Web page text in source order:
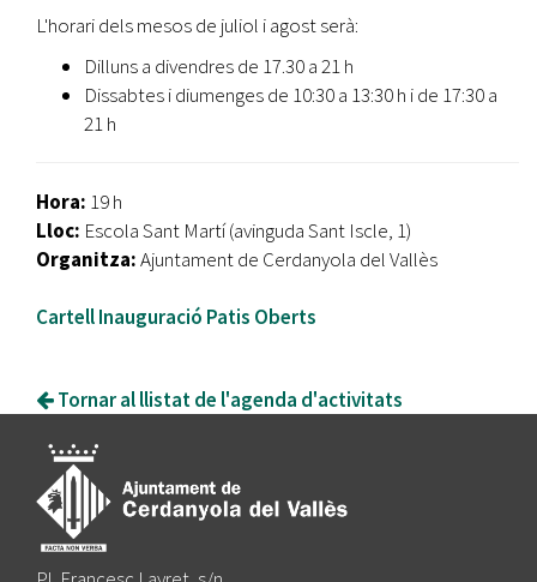
L'horari dels mesos de juliol i agost serà:
Dilluns a divendres de 17.30 a 21 h
Dissabtes i diumenges de 10:30 a 13:30 h i de 17:30 a
21 h
Hora: 19 h
Lloc: Escola Sant Martí (avinguda Sant Iscle, 1)
Organitza:Ajuntament de Cerdanyola del Vallès
Cartell Inauguració Patis Oberts
Tornar al llistat de l'agenda d'activitats